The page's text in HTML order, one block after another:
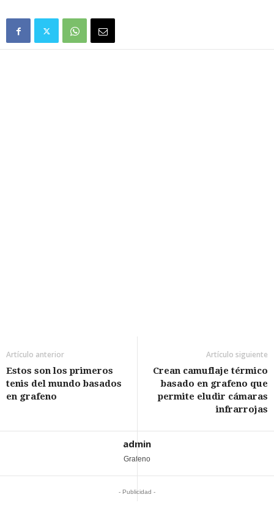
Artículo anterior
Estos son los primeros
tenis del mundo basados
en grafeno
Artículo siguiente
Crean camuflaje térmico
basado en grafeno que
permite eludir cámaras
infrarrojas
admin
Grafeno
- Publicidad -